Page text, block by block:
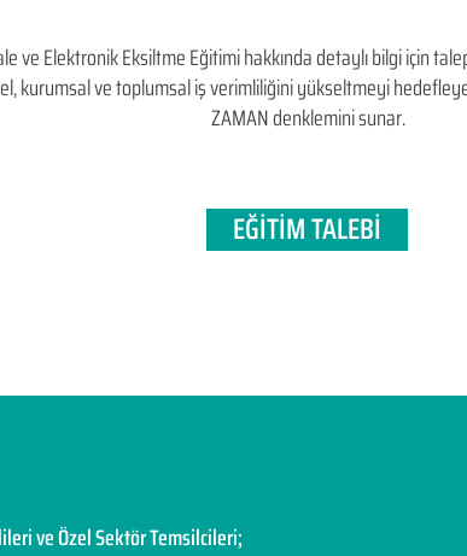
ve Elektronik Eksiltme Eğitimi hakkında detaylı bilgi için
kurumsal ve toplumsal iş verimliliğini yükseltmeyi
ZAMAN denklemini sunar.
EĞİTİM TALEBİ
ve Özel Sektör Temsilcileri;